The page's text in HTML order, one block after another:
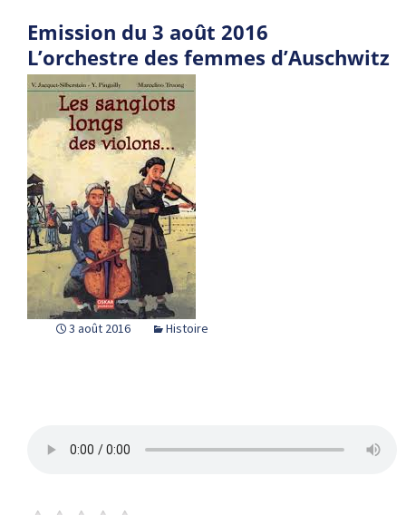
Emission du 3 août 2016
L’orchestre des femmes d’Auschwitz
3 août 2016 Histoire